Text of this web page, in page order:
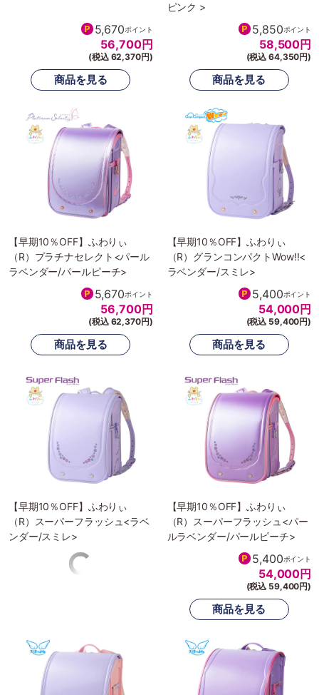
5,670ポイント
56,700円
(税込 62,370円)
ピンク >
5,850ポイント
58,500円
(税込 64,350円)
【早期10％OFF】ふわりぃ
（R）プラチナセレクト<パール
ラベンダー/パールピーチ>
5,670ポイント
56,700円
(税込 62,370円)
【早期10％OFF】ふわりぃ
（R）グランコンパクトWow!!<
ラベンダー/スミレ>
5,400ポイント
54,000円
(税込 59,400円)
【早期10％OFF】ふわりぃ
（R）スーパーフラッシュ<ラベ
ンダー/スミレ>
【早期10％OFF】ふわりぃ
（R）スーパーフラッシュ<パー
ルラベンダー/パールピーチ>
5,400ポイント
54,000円
(税込 59,400円)